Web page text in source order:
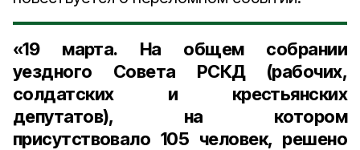
«19 марта. На общем собрании
уездного Совета РСКД (рабочих,
солдатских и крестьянских
депутатов), на котором
присутствовало 105 человек, решено